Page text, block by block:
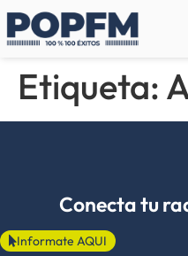
Etiqueta:
Conecta tu
Informate AQUI